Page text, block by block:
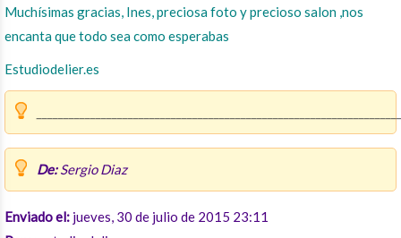
Muchísimas gracias, Ines, preciosa foto y precioso salon ,nos
encanta que todo sea como esperabas
Estudiodelier.es
De:Sergio Diaz
Enviado el: jueves, 30 de julio de 2015 23:11